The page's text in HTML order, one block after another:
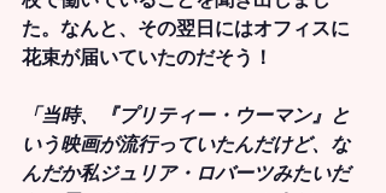
た。なんと、その翌日にはオフィスに
花束が届いていたのだそう！
「当時、『プリティー・ウーマン』と
いう映画が流行っていたんだけど、な
んだか私ジュリア・ロバーツみたいだ